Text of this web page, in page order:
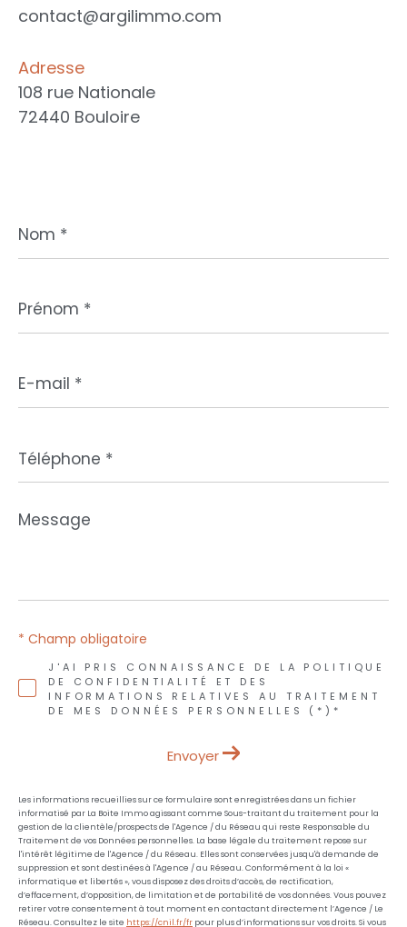
contact@argilimmo.com
Adresse
108 rue Nationale
72440 Bouloire
*
*
mail
*
*
Message
*
J'AI PRIS CONNAISSANCE DE LA POLITIQUE
DE CONFIDENTIALITÉ ET DES
INFORMATIONS RELATIVES AU TRAITEMENT
DE MES DONNÉES PERSONNELLES (*)*
* Champ obligatoire
Envoyer
Les informations recueillies sur ce formulaire sont enregistrées dans un fichier
informatisé par La Boite Immo agissant comme Sous-traitant du traitement pour la
gestion de la clientèle/prospects de l'Agence / du Réseau qui reste Responsable du
Traitement de vos Données personnelles. La base légale du traitement repose sur
l'intérêt légitime de l'Agence / du Réseau. Elles sont conservées jusqu'à demande de
suppression et sont destinées à l'Agence / au Réseau. Conformément à la loi «
informatique et libertés », vous disposez des droits d’accès, de rectification,
d’effacement, d’opposition, de limitation et de portabilité de vos données. Vous pouvez
retirer votre consentement à tout moment en contactant directement l’Agence / Le
Réseau. Consultez le site https://cnil.fr/fr pour plus d’informations sur vos droits. Si vous